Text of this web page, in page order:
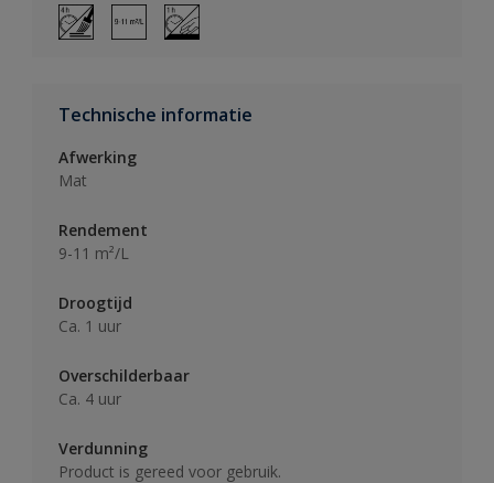
Technische informatie
Afwerking
Mat
Rendement
9-11 m²/L
Droogtijd
Ca. 1 uur
Overschilderbaar
Ca. 4 uur
Verdunning
Product is gereed voor gebruik.